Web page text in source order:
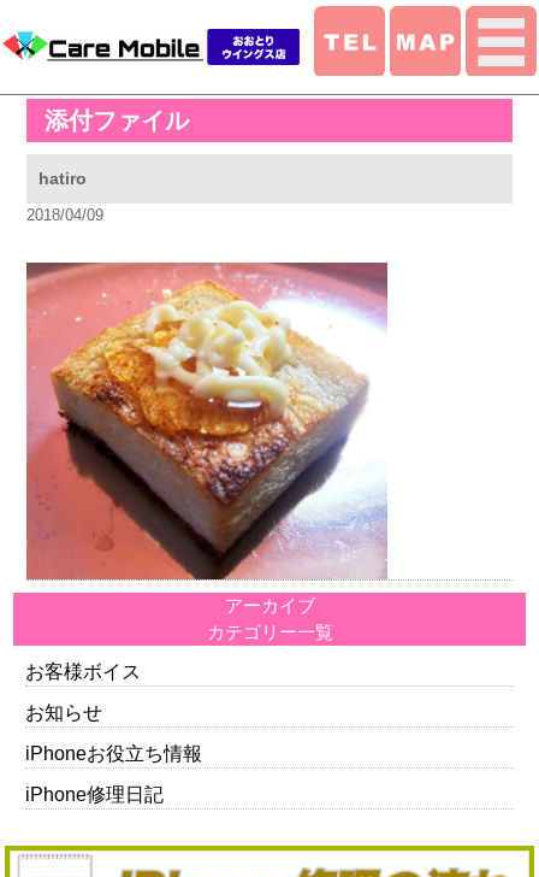
添付ファイル
hatiro
2018/04/09
アーカイブ
カテゴリー一覧
お客様ボイス
お知らせ
iPhoneお役立ち情報
iPhone修理日記